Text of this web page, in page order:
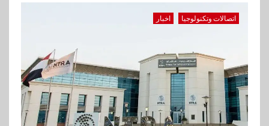
وعروض يومية
بنوك
بنك الإسكندرية يحقق صافي أرباح
7.54 مليار جنيه خلال النصف
الأول من 2026
اتصالات وتكنولوجيا اخبار